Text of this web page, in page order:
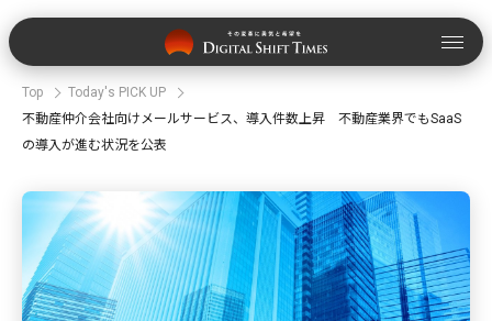
Top
Today's PICK UP
不動産仲介会社向けメールサービス、導入件数上昇 不動産業界でもSaaS
の導入が進む状況を公表